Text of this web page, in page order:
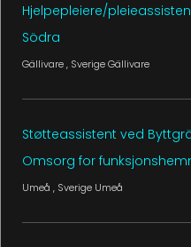
Hjelpepleiere/
Södra
Gällivare, SverigeGällivare
Støtteassistent ved
Omsorg for
Umeå , Sverige Umeå